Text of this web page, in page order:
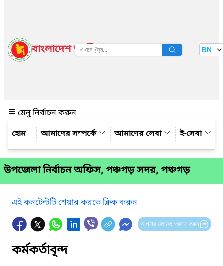
বাংলাদেশ জাতীয় তথ্য বাতায়ন BN
মেনু নির্বাচন করুন
আমাদের সম্পর্কে
আমাদের সেবা ই-সেবা
উপজেলা নির্বাচন অফিস, পঞ্চগড় সদর, পঞ্চগড়
এই কনটেন্টটি শেয়ার করতে ক্লিক করুন
আপনার মতামত প্রদান করুন
কর্মকর্তাবৃন্দ